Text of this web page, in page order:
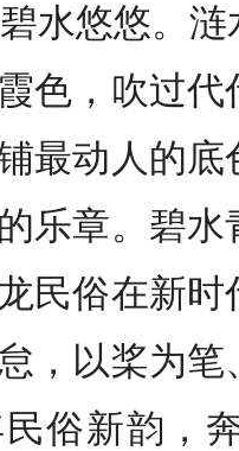
水悠悠。
色，吹过
最动人的
乐章。碧
民俗在新
，以桨为
民俗新韵，